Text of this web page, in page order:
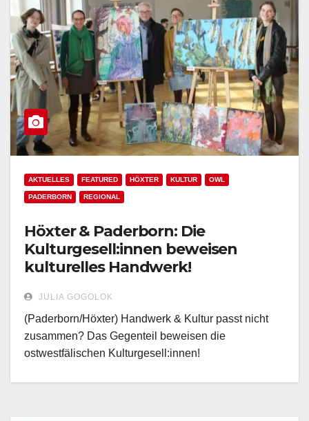
AKTUELLES FEATURED HÖXTER KULTUR OWL
PADERBORN REGIONAL
Höxter & Paderborn: Die
Kulturgesell:innen beweisen
kulturelles Handwerk!
JULIA GOGOLOK
(Paderborn/Höxter) Handwerk & Kultur passt nicht
zusammen? Das Gegenteil beweisen die
ostwestfälischen Kulturgesell:innen!